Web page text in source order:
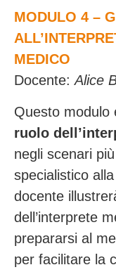
MODULO 4 –
MEDICO
Docente:Alice
Questo modulo
ruolo
negli scenari
specialistico
docente
dell’interprete
prepararsi al
per facilitare la